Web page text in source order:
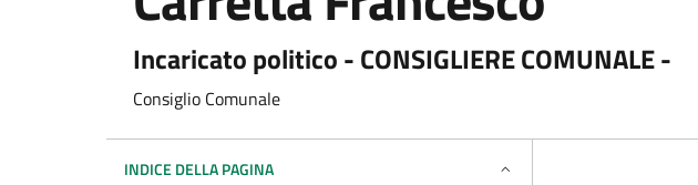
Incaricato politico - CONSIGLIERE COMUNALE -
Consiglio Comunale
INDICE DELLA PAGINA